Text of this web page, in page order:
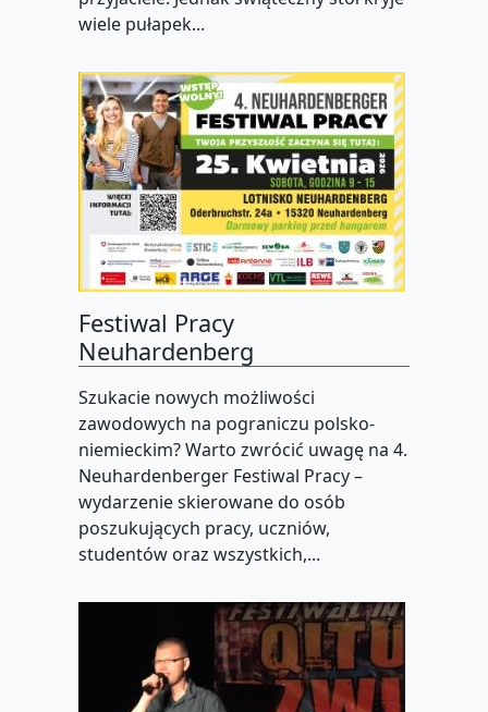
wiele pułapek...
Festiwal Pracy
Neuhardenberg
Szukacie nowych możliwości
zawodowych na pograniczu polsko-
niemieckim? Warto zwrócić uwagę na 4.
Neuhardenberger Festiwal Pracy –
wydarzenie skierowane do osób
poszukujących pracy, uczniów,
studentów oraz wszystkich,...